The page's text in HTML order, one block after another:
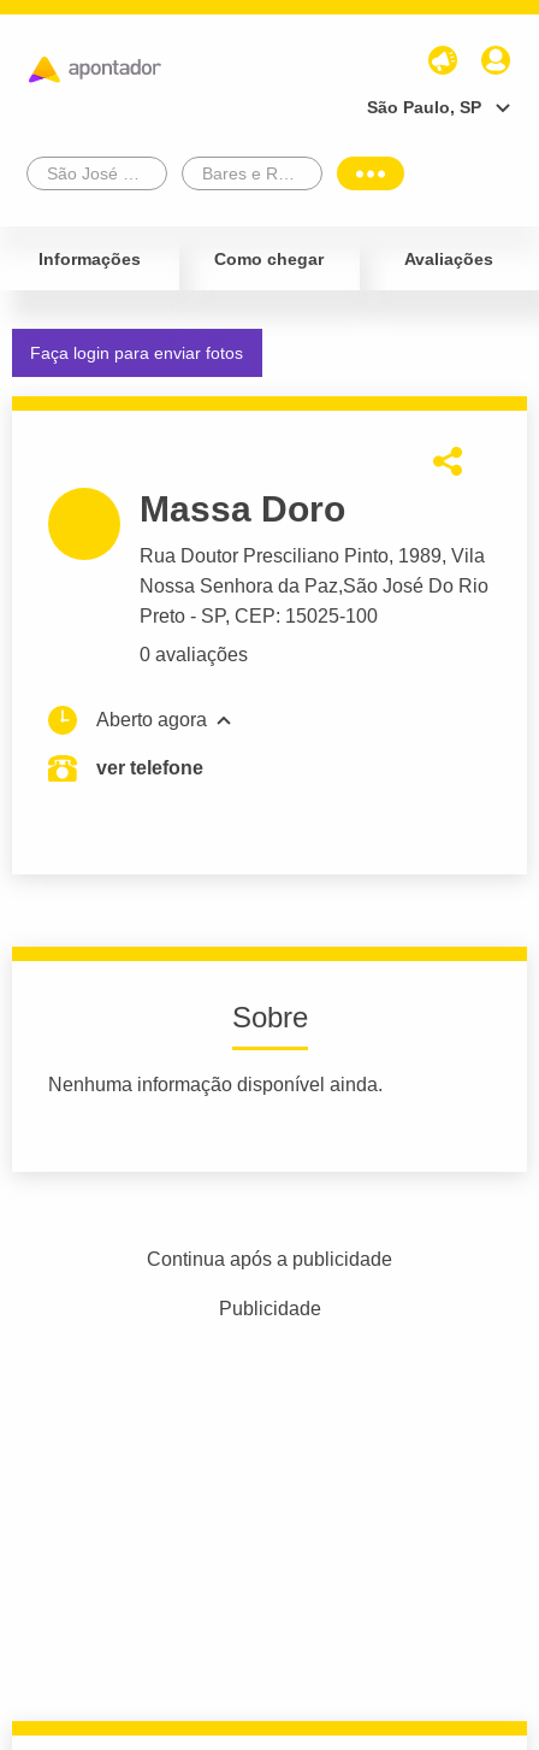
São Paulo, SP
Informações Como chegar Avaliações
Faça login para enviar fotos
Massa Doro
Rua Doutor Presciliano Pinto, 1989, Vila
Nossa Senhora da Paz,São José Do Rio
Preto - SP, CEP: 15025-100
0 avaliações
Aberto agora
ver telefone
Sobre
Nenhuma informação disponível ainda.
Continua após a publicidade
Publicidade